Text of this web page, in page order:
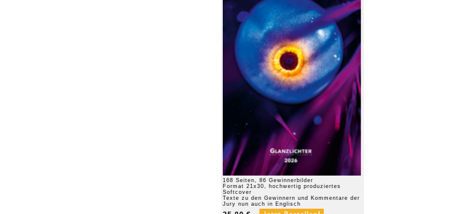
168 Seiten, 86 Gewinnerbilder
Format 21x30, hochwertig produziertes
Softcover
Texte zu den Gewinnern und Kommentare der
Jury nun auch in Englisch